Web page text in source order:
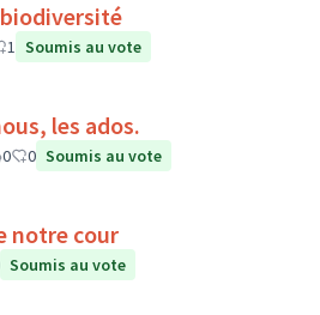
1 Soumis au vote
les ados.
0 0 Soumis au vote
notre cour
Soumis au vote